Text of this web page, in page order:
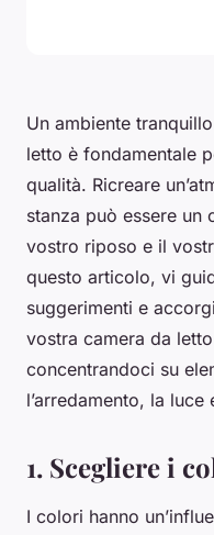
Un ambiente
letto è fondamentale
qualità. Ricreare
stanza può essere
vostro riposo e il
questo articolo, vi
suggerimenti e
vostra camera da
concentrandoci su
l’arredamento, la luce
1. Scegliere i
I colori hanno